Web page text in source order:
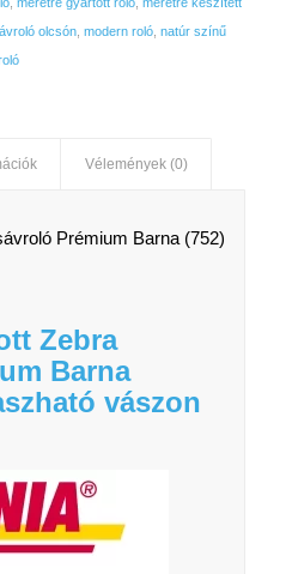
olcsón, modern roló, natúr színű
Vélemények (0)
Prémium Barna (752)
Zebra
Barna
vászon